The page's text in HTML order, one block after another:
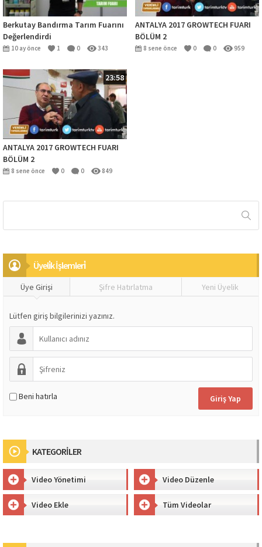
Berkutay Bandırma Tarım Fuarını
Değerlendirdi
10 ay önce 1 0 343
ANTALYA 2017 GROWTECH FUARI
BÖLÜM 2
8 sene önce 0 0 959
23:58
ANTALYA 2017 GROWTECH FUARI
BÖLÜM 2
8 sene önce 0 0 849
Üyeli̇k İşlemleri̇
Üye Girişi Şifre Hatırlatma Yeni Üyelik
Lütfen giriş bilgilerinizi yazınız.
Beni hatırla
KATEGORİLER
Video Yönetimi Video Düzenle
Video Ekle Tüm Videolar